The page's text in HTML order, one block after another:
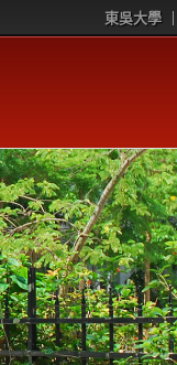
東吳大學